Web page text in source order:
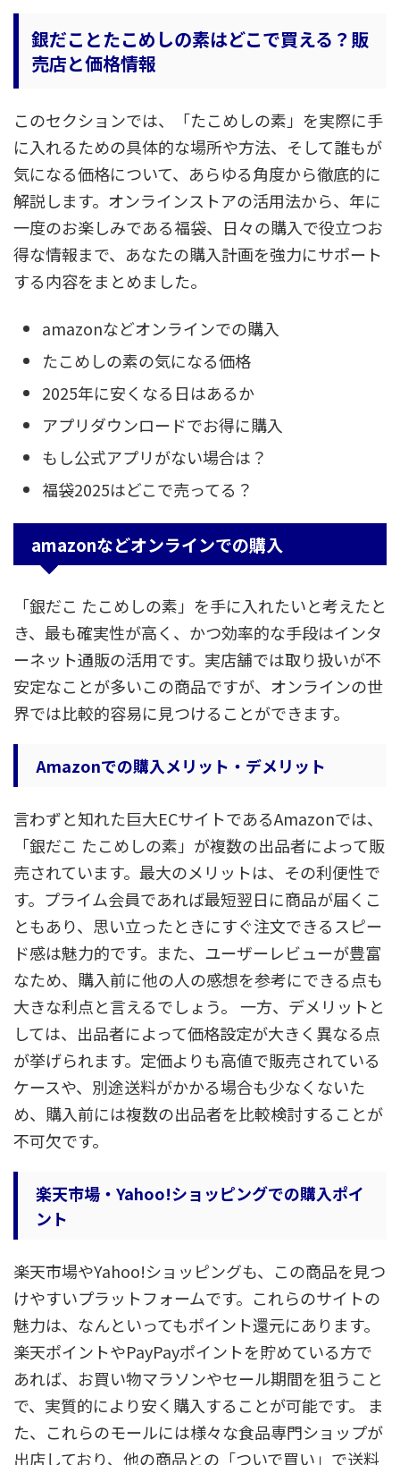
銀だことたこめしの素はどこで買える？販
売店と価格情報
このセクションでは、「たこめしの素」を実際に手
に入れるための具体的な場所や方法、そして誰もが
気になる価格について、あらゆる角度から徹底的に
解説します。オンラインストアの活用法から、年に
一度のお楽しみである福袋、日々の購入で役立つお
得な情報まで、あなたの購入計画を強力にサポート
する内容をまとめました。
amazonなどオンラインでの購入
たこめしの素の気になる価格
2025年に安くなる日はあるか
アプリダウンロードでお得に購入
もし公式アプリがない場合は？
福袋2025はどこで売ってる？
amazonなどオンラインでの購入
「銀だこ たこめしの素」を手に入れたいと考えたと
き、最も確実性が高く、かつ効率的な手段はインタ
ーネット通販の活用です。実店舗では取り扱いが不
安定なことが多いこの商品ですが、オンラインの世
界では比較的容易に見つけることができます。
Amazonでの購入メリット・デメリット
言わずと知れた巨大ECサイトであるAmazonでは、
「銀だこ たこめしの素」が複数の出品者によって販
売されています。最大のメリットは、その利便性で
す。プライム会員であれば最短翌日に商品が届くこ
ともあり、思い立ったときにすぐ注文できるスピー
ド感は魅力的です。また、ユーザーレビューが豊富
なため、購入前に他の人の感想を参考にできる点も
大きな利点と言えるでしょう。 一方、デメリットと
しては、出品者によって価格設定が大きく異なる点
が挙げられます。定価よりも高値で販売されている
ケースや、別途送料がかかる場合も少なくないた
め、購入前には複数の出品者を比較検討することが
不可欠です。
楽天市場・Yahoo!ショッピングでの購入ポイ
ント
楽天市場やYahoo!ショッピングも、この商品を見つ
けやすいプラットフォームです。これらのサイトの
魅力は、なんといってもポイント還元にあります。
楽天ポイントやPayPayポイントを貯めている方で
あれば、お買い物マラソンやセール期間を狙うこと
で、実質的により安く購入することが可能です。 ま
た、これらのモールには様々な食品専門ショップが
出店しており、他の商品との「ついで買い」で送料